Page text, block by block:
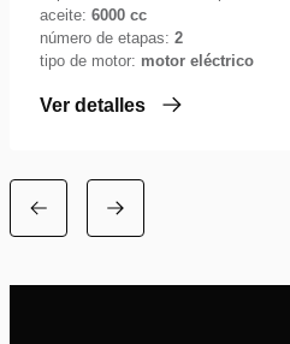
aceite: 6000 cc
número de etapas: 2
tipo de motor: motor eléctrico
Ver detalles